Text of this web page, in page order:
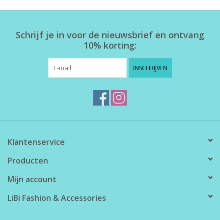
Herensokken
Schrijf je in voor de nieuwsbrief en ontvang
10% korting:
INSCHRIJVEN
Klantenservice
Producten
Mijn account
LiBi Fashion & Accessories